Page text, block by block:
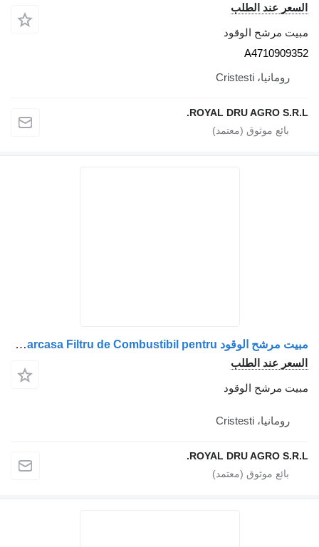
عند الطلب
مرشح الوقود
رومانيا، Cristesti
ROYAL DRU AGRO
مبيت مرشح الوقود Carcasa Filtru de Combustibil pentru لـ الشاحنات Mercedes-Benz A9360904852 / A9360901355
عند الطلب
مرشح الوقود
رومانيا، Cristesti
ROYAL DRU AGRO